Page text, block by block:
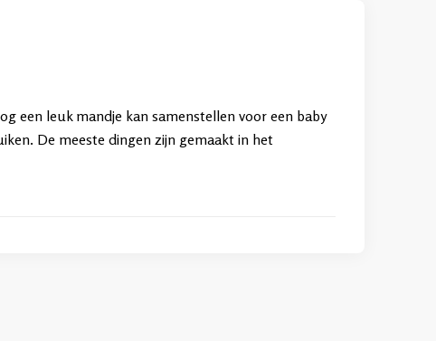
een leuk mandje kan samenstellen voor een baby
De meeste dingen zijn gemaakt in het